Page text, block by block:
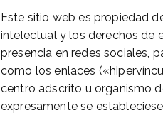
Este sitio web es propiedad
intelectual y los derechos de
presencia en redes sociales,
como los enlaces
centro adscrito u organismo
expresamente se